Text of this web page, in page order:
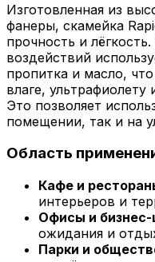
Изготовленная из
фанеры, скамейка
прочность и
воздействий
пропитка и масло,
влаге,
Это позволяет
помещении, так и на
Область
Кафе и
интерьеров и
Офисы и
ожидания и
Парки и